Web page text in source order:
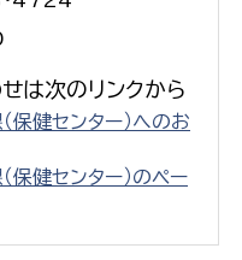
は次のリンクから
保健センター）へのお
保健センター）のペー